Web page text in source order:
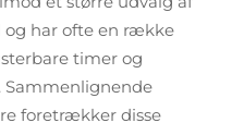
har ofte en række
timer og
foretrækker disse